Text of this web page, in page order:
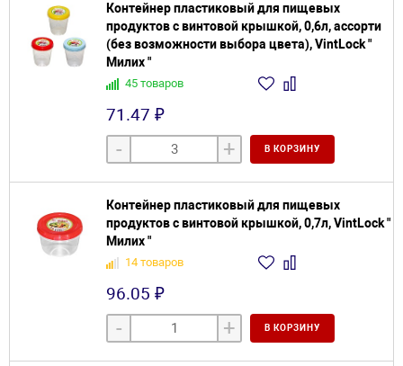
Контейнер пластиковый для пищевых
продуктов с винтовой крышкой, 0,6л, ассорти
(без возможности выбора цвета), VintLock "
Милих "
45 товаров
71.47 ₽
- + В КОРЗИНУ
Контейнер пластиковый для пищевых
продуктов с винтовой крышкой, 0,7л, VintLock "
Милих "
14 товаров
96.05 ₽
- + В КОРЗИНУ